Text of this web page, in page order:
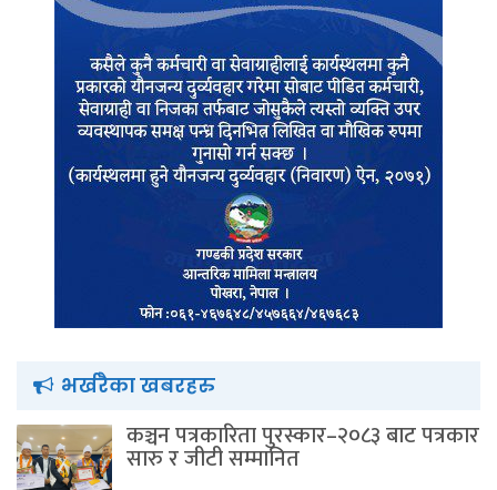
भर्खरैका खबरहरु
कञ्चन पत्रकारिता पुरस्कार–२०८३ बाट पत्रकार
सारु र जीटी सम्मानित